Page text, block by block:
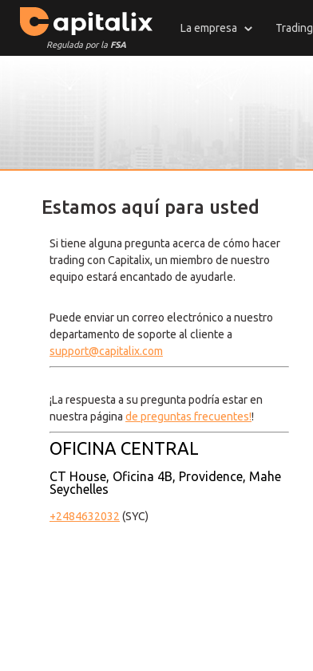
Regulada por la FSA
La empresa Trading
Estamos aquí para usted
Si tiene alguna pregunta acerca de cómo hacer
trading con Capitalix, un miembro de nuestro
equipo estará encantado de ayudarle.
Puede enviar un correo electrónico a nuestro
departamento de soporte al cliente a
support@capitalix.com
¡La respuesta a su pregunta podría estar en
nuestra página de preguntas frecuentes!!
OFICINA CENTRAL
CT House, Oficina 4B, Providence, Mahe
Seychelles
+2484632032 (SYC)